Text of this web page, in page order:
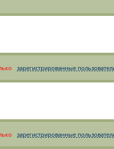
зарегистрированные
зарегистрированные